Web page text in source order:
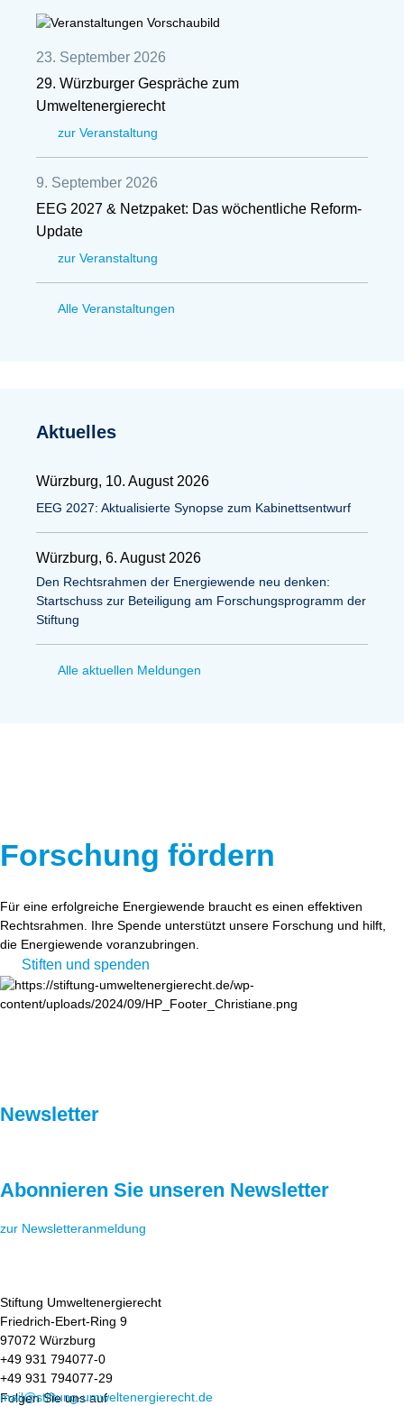
23. September 2026
29. Würzburger Gespräche zum
Umweltenergierecht
zur Veranstaltung
9. September 2026
EEG 2027 & Netzpaket: Das wöchentliche Reform-
Update
zur Veranstaltung
Alle Veranstaltungen
Aktuelles
Würzburg, 10. August 2026
EEG 2027: Aktualisierte Synopse zum Kabinettsentwurf
Würzburg, 6. August 2026
Den Rechtsrahmen der Energiewende neu denken:
Startschuss zur Beteiligung am Forschungsprogramm der
Stiftung
Alle aktuellen Meldungen
Forschung fördern
Für eine erfolgreiche Energiewende braucht es einen effektiven
Rechtsrahmen. Ihre Spende unterstützt unsere Forschung und hilft,
die Energiewende voranzubringen.
Stiften und spenden
Newsletter
Abonnieren Sie unseren Newsletter
zur Newsletteranmeldung
Stiftung Umweltenergierecht
Friedrich-Ebert-Ring 9
97072 Würzburg
+49 931 794077-0
+49 931 794077-29
mail@stiftung-umweltenergierecht.de
Folgen Sie uns auf